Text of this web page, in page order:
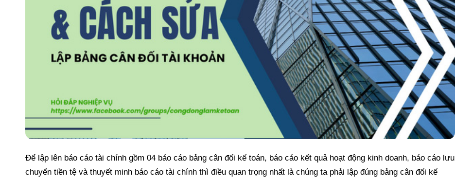
Để lập lên báo cáo tài chính gồm 04 báo cáo bảng cân đối kế toán, báo cáo kết quả hoạt động kinh doanh, báo cáo lưu
chuyển tiền tệ và thuyết minh báo cáo tài chính thì điều quan trọng nhất là chúng ta phải lập đúng bảng cân đối kế